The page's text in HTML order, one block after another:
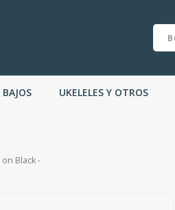
BAJOS UKELELES Y OTROS
Black -